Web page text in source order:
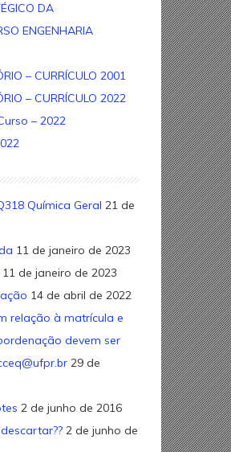
DA
ENGENHARIA
– CURRÍCULO 2001
– CURRÍCULO 2022
– 2022
Química Geral 21 de
11 de janeiro de 2023
11 de janeiro de 2023
14 de abril de 2022
relação à matrícula e
devem ser
29 de
2 de junho de 2016
2 de junho de